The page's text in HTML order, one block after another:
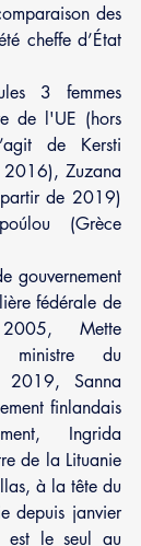
des
cheffe d’État
3 femmes
de l'UE (hors
de Kersti
2016), Zuzana
de 2019)
(Grèce
gouvernement
fédérale de
2005, Mette
ministre du
Sanna
finlandais
Ingrida
de la Lituanie
à la tête du
depuis janvier
est le seul au